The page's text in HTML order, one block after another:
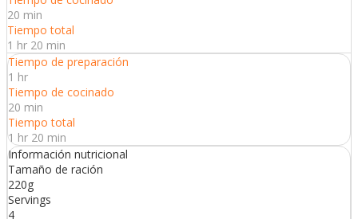
20 min
Tiempo total
1 hr 20 min
Tiempo de preparación
1 hr
Tiempo de cocinado
20 min
Tiempo total
1 hr 20 min
Información nutricional
Tamaño de ración
220g
Servings
4